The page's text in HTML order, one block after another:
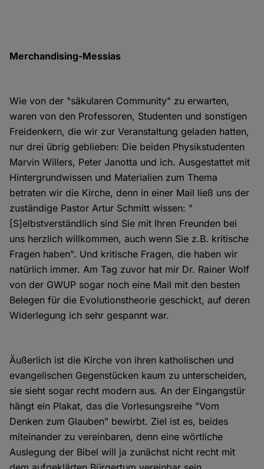
Merchandising-Messias
Wie von der "säkularen Community" zu erwarten,
waren von den Professoren, Studenten und sonstigen
Freidenkern, die wir zur Veranstaltung geladen hatten,
nur drei übrig geblieben: Die beiden Physikstudenten
Marvin Willers, Peter Janotta und ich. Ausgestattet mit
Hintergrundwissen und Materialien zum Thema
betraten wir die Kirche, denn in einer Mail ließ uns der
zuständige Pastor Artur Schmitt wissen: "
[S]elbstverständlich sind Sie mit Ihren Freunden bei
uns herzlich willkommen, auch wenn Sie z.B. kritische
Fragen haben". Und kritische Fragen, die haben wir
natürlich immer. Am Tag zuvor hat mir Dr. Rainer Wolf
von der GWUP sogar noch eine Mail mit den besten
Belegen für die Evolutionstheorie geschickt, auf deren
Widerlegung ich sehr gespannt war.
Äußerlich ist die Kirche von ihren katholischen und
evangelischen Gegenstücken kaum zu unterscheiden,
sie sieht sogar recht modern aus. An der Eingangstür
hängt ein Plakat, das die Vorlesungsreihe "Vom
Denken zum Glauben" bewirbt. Ziel ist es, beides
miteinander zu vereinbaren, denn eine wörtliche
Auslegung der Bibel will ja zunächst nicht recht mit